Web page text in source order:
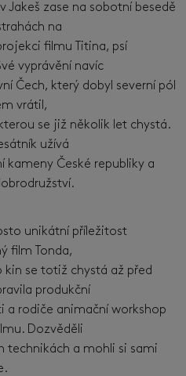
Jakeš zase na sobotní besedě
na
filmu Titina, psí
vyprávění navíc
Čech, který dobyl severní pól
vrátil,
se již několik let chystá.
užívá
kameny České republiky a
unikátní příležitost
film Tonda,
kin se totiž chystá až před
produkční
a rodiče animační workshop
Dozvěděli
technikách a mohli si sami